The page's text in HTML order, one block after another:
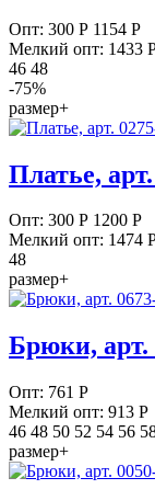
Опт: 300 Р 1154 Р
Мелкий опт: 1433
46 48
-75%
размер+
Платье,
Опт: 300 Р 1200 Р
Мелкий опт: 1474
48
размер+
Брюки, арт.
Опт: 761 Р
Мелкий опт: 913 Р
46 48 50 52 54 56
размер+